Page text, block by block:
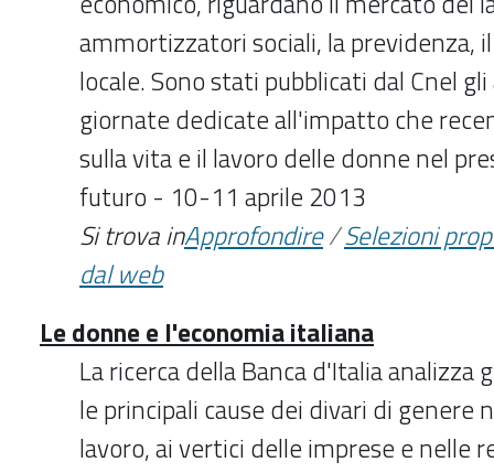
ammortizzatori sociali, la previdenza,
locale. Sono stati pubblicati dal Cnel
giornate dedicate all'impatto che
sulla vita e il lavoro delle donne nel
futuro - 10-11 aprile 2013
Si trova inApprofondire/Selezioni
dal web
Le donne e l'economia italiana
La ricerca della Banca d'Italia
le principali cause dei divari di genere
lavoro, ai vertici delle imprese e nelle